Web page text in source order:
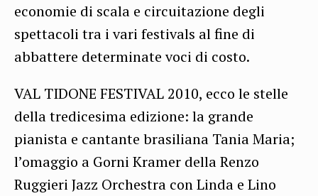
economie di scala e circuitazione degli
spettacoli tra i vari festivals al fine di
abbattere determinate voci di costo.
VAL TIDONE FESTIVAL 2010, ecco le stelle
della tredicesima edizione: la grande
pianista e cantante brasiliana Tania Maria;
l’omaggio a Gorni Kramer della Renzo
Ruggieri Jazz Orchestra con Linda e Lino